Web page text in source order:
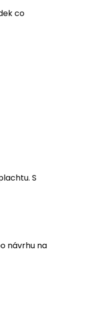
co
S
návrhu na